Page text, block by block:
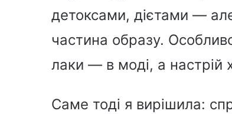
детоксами, дієтами —
частина образу.
лаки — в моді, а настрій
Саме тоді я вирішила: